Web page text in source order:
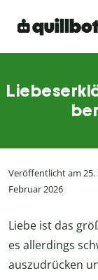
Veröffentlicht am 25.
Februar 2026
Liebe ist das
es allerdings
auszudrücken